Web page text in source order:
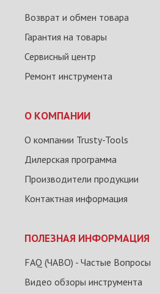
Возврат и обмен товара
Гарантия на товары
Сервисный центр
Ремонт инструмента
О КОМПАНИИ
О компании Trusty-Tools
Дилерская программа
Производители продукции
Контактная информация
ПОЛЕЗНАЯ ИНФОРМАЦИЯ
FAQ (ЧАВО) - Частые Вопросы
Видео обзоры инструмента